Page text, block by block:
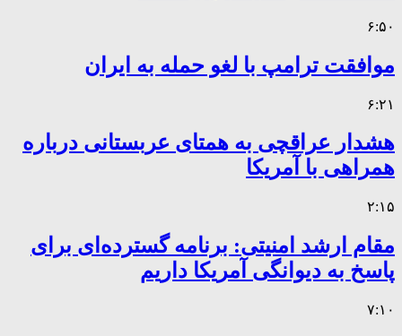
۶:۵۰
موافقت ترامپ با لغو حمله به ایران
۶:۲۱
هشدار عراقچی به همتای عربستانی درباره
همراهی با آمریکا
۲:۱۵
مقام ارشد امنیتی: برنامه گسترده‌ای برای
پاسخ به دیوانگی آمریکا داریم
۷:۱۰